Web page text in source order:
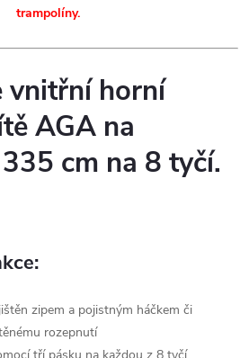
trampolíny.
vnitřní horní
AGA na
cm na 8 tyčí.
zipem a pojistným háčkem či
rozepnutí